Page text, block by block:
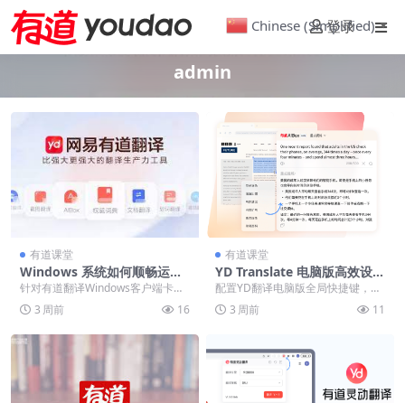
登录
admin
有道课堂
Windows 系统如何顺畅运行
有道翻译？PC 端高效调优指
针对有道翻译Windows客户端卡
顿、无响应等问题，从系统兼容
性、GPU硬件加速...
3 周前 16
有道课堂
YD Translate 电脑版高效设
置：如何配置 PC 全局快捷键
配置YD翻译电脑版全局快捷键，解
决多开软件按键冲突。通过截图翻
译与剪贴板自动监听...
3 周前 11
Chinese (Simplified) ▼